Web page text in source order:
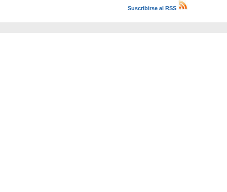
Suscribirse al RSS